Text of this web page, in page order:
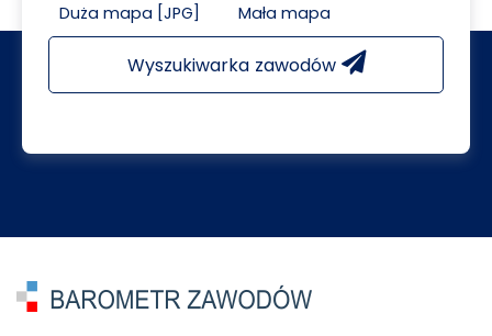
Duża mapa [JPG] Mała mapa
Wyszukiwarka zawodów